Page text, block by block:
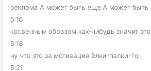
реклама А может быть еще А может быть
5:16
косвенным образом как-нибудь значит это
5:18
ну что это за мотивация ёлки-палки-то
5:21